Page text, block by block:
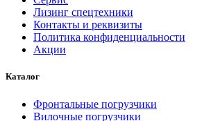
Лизинг спецтехники
Контакты и реквизиты
Политика конфиденциальности
Акции
Каталог
Фронтальные погрузчики
Вилочные погрузчики